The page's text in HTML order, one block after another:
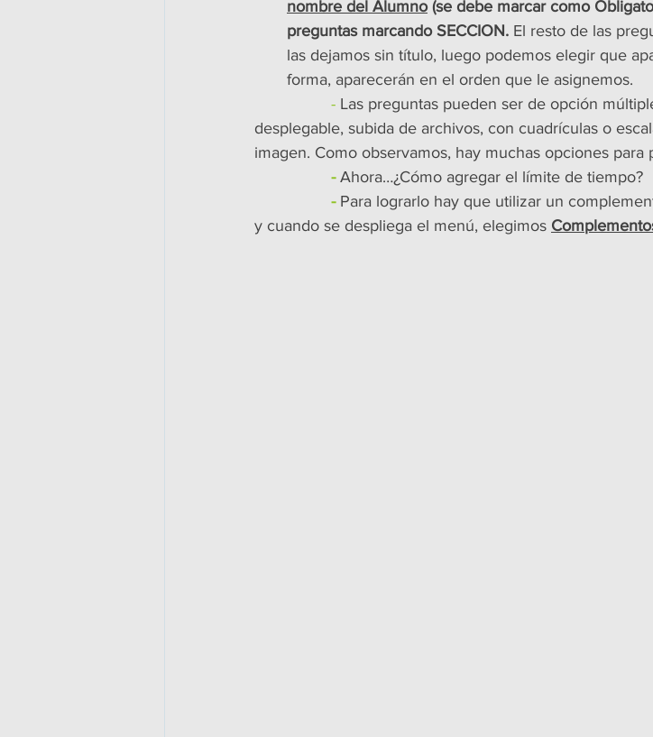
nombre del Alumno (se debe marcar como
preguntas marcando SECCION. El resto de las
las dejamos sin título, luego podemos elegir que
forma, aparecerán en el orden que le asignemos.
- Las preguntas pueden ser de opción
desplegable, subida de archivos, con cuadrículas o
imagen. Como observamos, hay muchas opciones
- Ahora…¿Cómo agregar el límite de tiempo?
- Para lograrlo hay que utilizar un
y cuando se despliega el menú, elegimos